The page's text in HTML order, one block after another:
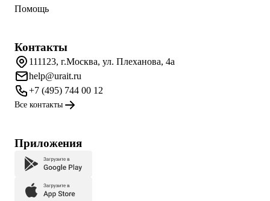
Помощь
Контакты
111123, г.Москва, ул. Плеханова, 4а
help@urait.ru
+7 (495) 744 00 12
Все контакты
Приложения